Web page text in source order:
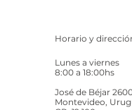
Horario y
Lunes a viernes
8:00 a 18:00hs
José de Béjar
Montevideo,